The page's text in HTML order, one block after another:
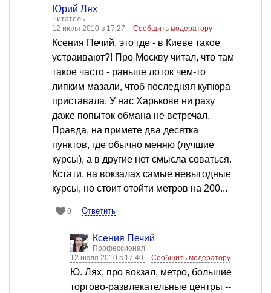
Юрий Лях
Читатель
12 июля 2010 в 17:27
Сообщить модератору
Ксения Печий, это где - в Киеве такое
устраивают?! Про Москву читал, что там
такое часто - раньше лоток чем-то
липким мазали, чтоб последняя купюра
приставала. У нас Харькове ни разу
даже попыток обмана не встречал.
Правда, на примете два десятка
пунктов, где обычно меняю (лучшие
курсы), а в другие нет смысла соваться.
Кстати, на вокзалах самые невыгодные
курсы, но стоит отойти метров на 200...
0 Ответить
Ксения Печий
Профессионал
12 июля 2010 в 17:40
Сообщить модератору
Ю. Лях, про вокзал, метро, большие
торгово-развлекательные центры --